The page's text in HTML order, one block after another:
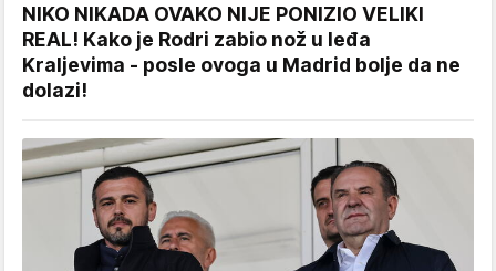
NIKO NIKADA OVAKO NIJE PONIZIO VELIKI
REAL! Kako je Rodri zabio nož u leđa
Kraljevima - posle ovoga u Madrid bolje da ne
dolazi!